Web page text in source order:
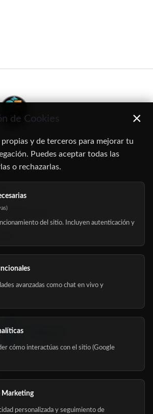
28016 Madrid
de Cookies ×
y de terceros para mejorar tu
Puedes aceptar todas las
o rechazarlas.
del sitio. Incluyen autenticación y
avanzadas como chat en vivo y
cómo interactúas con el sitio (Google
Marketing
personalizada y seguimiento de